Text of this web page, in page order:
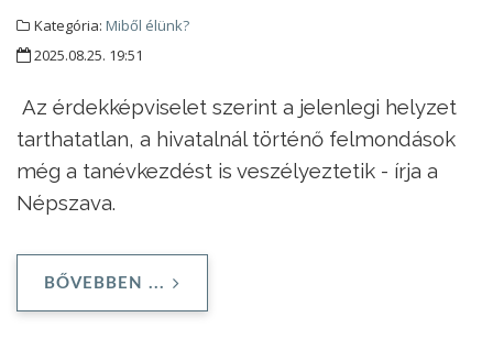
Kategória: Miből élünk?
2025.08.25. 19:51
Az érdekképviselet szerint a jelenlegi helyzet
tarthatatlan, a hivatalnál történő felmondások
még a tanévkezdést is veszélyeztetik - írja a
Népszava.
BŐVEBBEN ...